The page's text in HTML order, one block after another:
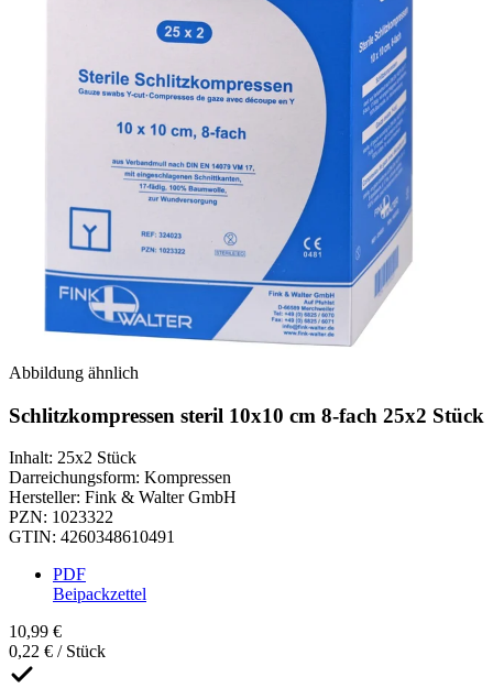
Abbildung ähnlich
Schlitzkompressen steril 10x10 cm 8-fach 25x2 Stück
Inhalt: 25x2 Stück
Darreichungsform: Kompressen
Hersteller: Fink & Walter GmbH
PZN: 1023322
GTIN: 4260348610491
PDF
Beipackzettel
10,99 €
0,22 € / Stück